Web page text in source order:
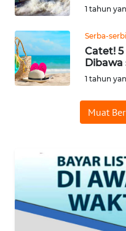
1 tahun
Serba-serbi
Catet!
1 tahun
Muat
WN
WN
NTB
BABEL